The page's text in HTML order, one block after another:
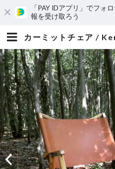
「PAY IDアプリ」でフォ
報を受け取ろう